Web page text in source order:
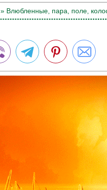
» Влюбленные, пара, поле,